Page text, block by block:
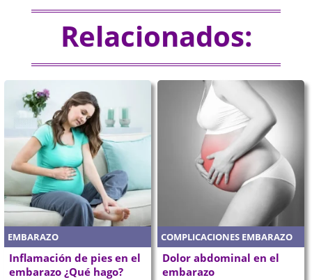
Relacionados:
EMBARAZO
Inflamación de pies en el
embarazo ¿Qué hago?
COMPLICACIONES EMBARAZO
Dolor abdominal en el
embarazo